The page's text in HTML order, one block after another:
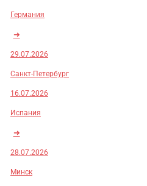
Германия
➜
29.07.2026
Санкт-Петербург
16.07.2026
Испания
➜
28.07.2026
Минск